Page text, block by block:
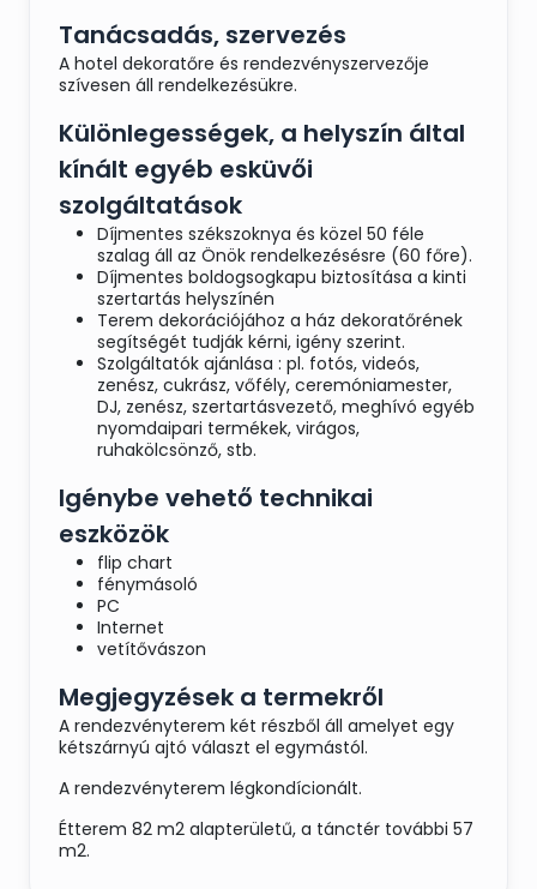
Tanácsadás, szervezés
A hotel dekoratőre és rendezvényszervezője
szívesen áll rendelkezésükre.
Különlegességek, a helyszín által
kínált egyéb esküvői
szolgáltatások
Díjmentes székszoknya és közel 50 féle
szalag áll az Önök rendelkezésésre (60 főre).
Díjmentes boldogsogkapu biztosítása a kinti
szertartás helyszínén
Terem dekorációjához a ház dekoratőrének
segítségét tudják kérni, igény szerint.
Szolgáltatók ajánlása : pl. fotós, videós,
zenész, cukrász, vőfély, ceremóniamester,
DJ, zenész, szertartásvezető, meghívó egyéb
nyomdaipari termékek, virágos,
ruhakölcsönző, stb.
Igénybe vehető technikai
eszközök
flip chart
fénymásoló
PC
Internet
vetítővászon
Megjegyzések a termekről
A rendezvényterem két részből áll amelyet egy
kétszárnyú ajtó választ el egymástól.
A rendezvényterem légkondícionált.
Étterem 82 m2 alapterületű, a tánctér további 57
m2.